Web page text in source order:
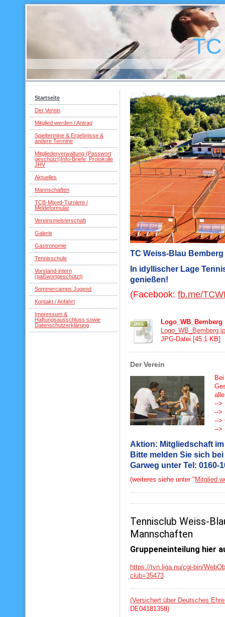
TC WB
Startseite
Der Verein
Mitglied werden / Antrag
Spieltermine & Ergebnisse &
andere Termine
Mitgliederverwaltung (Passwort
geschützt)Info-Briefe, Protokolle
JHV
Aktuelles
Mannschaften
TCB-Mixed-Turniere /
Meldeformular
Vereinsmeisterschaft
Galerie
Gastronomie
Tennisschule
Vorstand-intern
(paßwortgeschützt)
Sommercamps Jugend
Kontakt / Anfahrt
Impressum &
Haftungsausschluss sowie
Datenschutzerklärung
TC Weiss-Blau
In idyllischer Lage
genießen!
(Facebook: fb.me/
Logo_WB_Bemberg
JPG-Datei [45.1 KB]
Der Verein
-->
-->
-->
-->
Aktion:
Bitte melden Sie sich
Garweg unter
(weiteres siehe unter " Mitglied
Tennisclub Weiss-
Mannschaften
Gruppeneinteilung hier
https://tvn.liga.nu/cgi-bin/
club=35473
(Versichert über Deutsches
DE04181358)